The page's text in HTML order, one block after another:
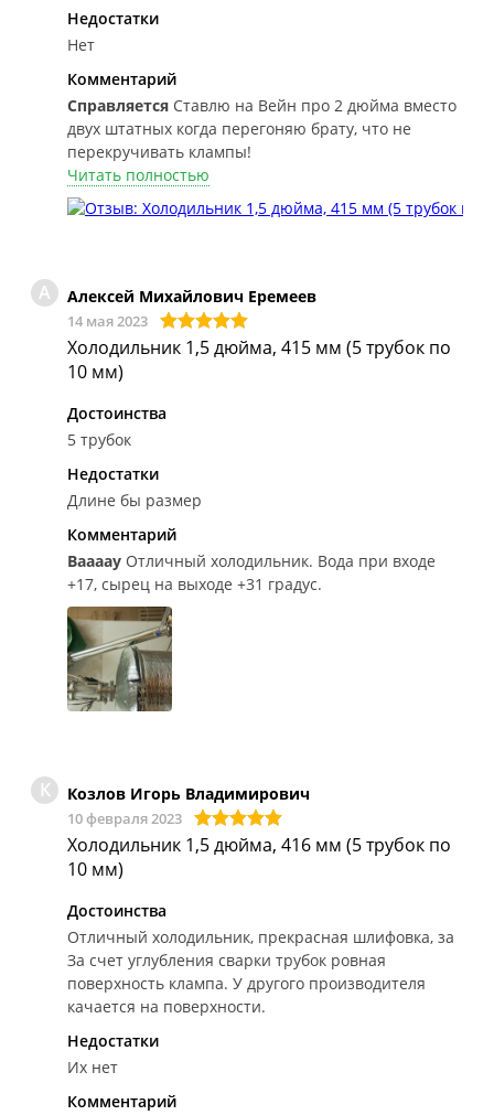
Недостатки
Нет
Комментарий
Справляется Ставлю на Вейн про 2 дюйма вместо
двух штатных когда перегоняю брату, что не
перекручивать клампы!
Читать полностью
А Алексей Михайлович Еремеев
14 мая 2023
Холодильник 1,5 дюйма, 415 мм (5 трубок по
10 мм)
Достоинства
5 трубок
Недостатки
Длине бы размер
Комментарий
Ваааау Отличный холодильник. Вода при входе
+17, сырец на выходе +31 градус.
К Козлов Игорь Владимирович
10 февраля 2023
Холодильник 1,5 дюйма, 416 мм (5 трубок по
10 мм)
Достоинства
Отличный холодильник, прекрасная шлифовка, за
За счет углубления сварки трубок ровная
поверхность клампа. У другого производителя
качается на поверхности.
Недостатки
Их нет
Комментарий